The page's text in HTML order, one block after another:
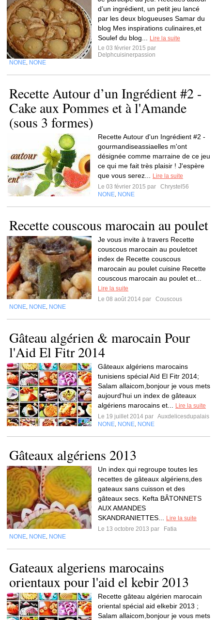
d’un ingrédient, un petit jeu lancé
par les deux blogueuses Samar du
blog Mes inspirations culinaires,et
Soulef du blog...
Lire la suite
Le 03 février 2015 par
Delphcuisinerpassion
NONE NONE
Recette Autour d’un Ingrédient #2 -
Cake aux Pommes et à l'Amande
(sous 3 formes)
Recette Autour d'un Ingrédient #2 -
gourmandiseassiaelles m'ont
désignée comme marraine de ce jeu
ce qui me fait très plaisir ! J'espère
que vous serez...
Lire la suite
Le 03 février 2015 par
Chrystel56
NONE NONE
Recette couscous marocain au poulet
Je vous invite à travers Recette
couscous marocain au pouletcet
index de Recette couscous
marocain au poulet cuisine Recette
couscous marocain au poulet et...
Lire la suite
Le 08 août 2014 par
Couscous
NONE NONE NONE
Gâteau algérien & marocain Pour
l'Aid El Fitr 2014
Gâteaux algériens marocains
tunisiens spécial Aïd El Fitr 2014;
Salam allaicom,bonjour je vous mets
aujourd'hui un index de gâteaux
algériens marocains et...
Lire la suite
Le 19 juillet 2014 par Auxdelicesdupalais
NONE NONE NONE
Gâteaux algériens 2013
Un index qui regroupe toutes les
recettes de gâteaux algériens,des
gateaux sans cuisson et des
gâteaux secs. Kefta BÂTONNETS
AUX AMANDES
SKANDRANIETTES...
Lire la suite
Le 13 octobre 2013 par
Fatia
NONE NONE NONE
Gateaux algeriens marocains
orientaux pour l'aid el kebir 2013
Recette gâteau algérien marocain
oriental spécial aid elkebir 2013 ;
Salam allaicom,bonjour je vous mets